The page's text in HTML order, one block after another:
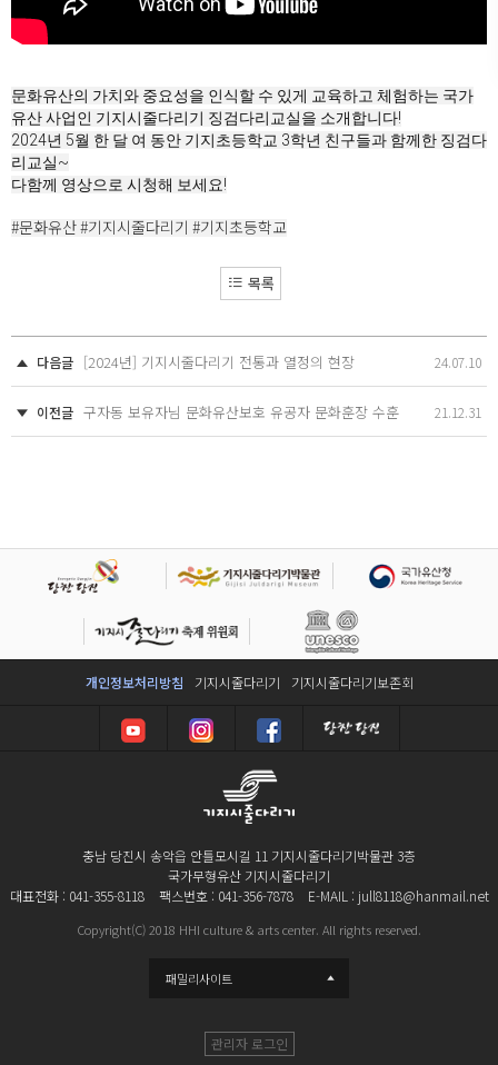
문화유산의 가치와 중요성을 인식할 수 있게 교육하고 체험하는 국가
유산 사업인 기지시줄다리기 징검다리교실을 소개합니다!
2024년 5월 한 달 여 동안 기지초등학교 3학년 친구들과 함께한 징검다
리교실~
다함께 영상으로 시청해 보세요!
#문화유산#기지시줄다리기 #기지초등학교
목록
다음글 [2024년] 기지시줄다리기 전통과 열정의 현장 24.07.10
이전글 구자동 보유자님 문화유산보호 유공자 문화훈장 수훈 21.12.31
개인정보처리방침 기지시줄다리기 기지시줄다리기보존회
충남 당진시 송악읍 안틀모시길 11 기지시줄다리기박물관 3층
국가무형유산 기지시줄다리기
대표전화 : 041-355-8118
팩스번호 : 041-356-7878 E-MAIL : jull8118@hanmail.net
Copyright(C) 2018 HHI culture & arts center. All rights reserved.
패밀리사이트
관리자 로그인